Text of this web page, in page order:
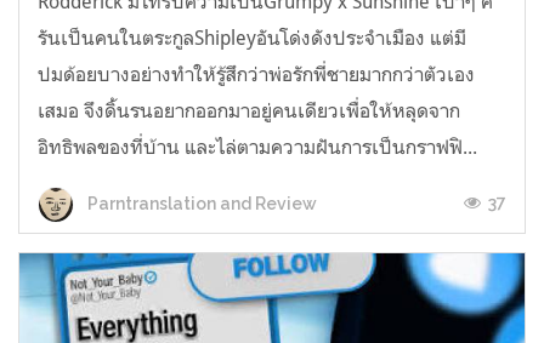
รันเป็นคนในตระกูลShipleyอันโด่งดังประจำเมือง แต่มี
ปมด้อยบางอย่างทำให้รู้สึกว่าพ่อรักพี่ชายมากกว่าตัวเอง
เสมอ จึงดิ้นรนอยากออกมาอยู่คนเดียวเพื่อให้หลุดจาก
อิทธิพลของที่บ้าน และไล่ตามความฝันการเป็นกราฟฟิ...
Parntranslation and Review 37